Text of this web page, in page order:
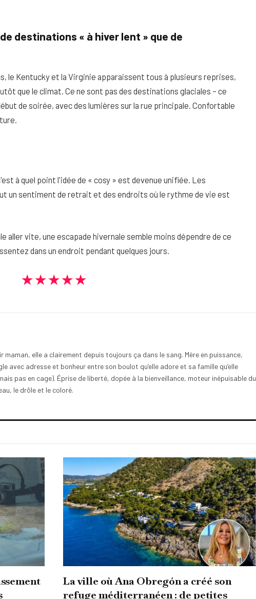
destinations « à hiver lent » que de
le Kentucky et la Virginie apparaissent tous à plusieurs reprises,
que le climat. Ce ne sont pas des destinations glaciales – ce
de soirée, avec des lumières sur la rue principale. Confortable
à quel point l'idée de « cosy » est devenue unifiée. Les
un sentiment de retrait et des endroits où le rythme de vie est
aller vite, une escapade hivernale semble moins dépendre de ce
dans un endroit pendant quelques jours.
★★★★★
maman, elle a clairement depuis toujours ça dans le sang. Mère en puissance,
avec adresse et bonheur entre son boulot qu’elle adore et sa famille qu’elle
pas en cage). Éprise de liberté, dopée à la bienveillance, moteur inépuisable du
le drôle et le coloré.
La ville où Ana Obregón a créé son
refuge méditerranéen : de petites